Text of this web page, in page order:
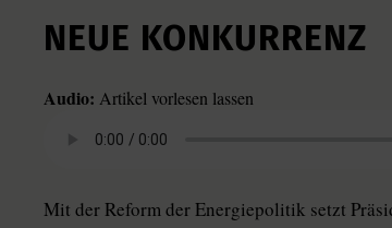
NEUE KONKURRENZ
Audio: Artikel vorlesen lassen
Mit der Reform der Energiepolitik setzt